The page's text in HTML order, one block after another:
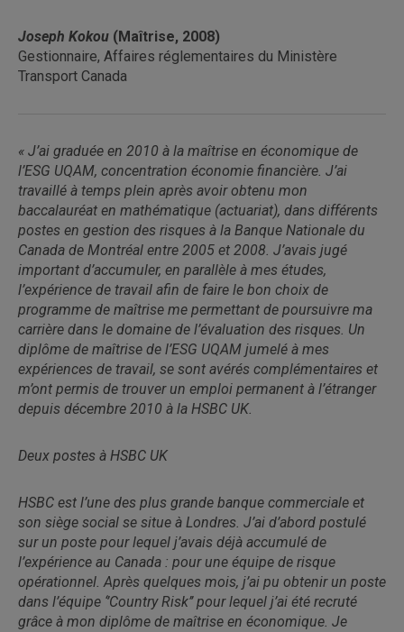
Joseph Kokou (Maîtrise, 2008)
Gestionnaire, Affaires réglementaires du Ministère
Transport Canada
« J’ai graduée en 2010 à la maîtrise en économique de
l’ESG UQAM, concentration économie financière. J’ai
travaillé à temps plein après avoir obtenu mon
baccalauréat en mathématique (actuariat), dans différents
postes en gestion des risques à la Banque Nationale du
Canada de Montréal entre 2005 et 2008. J’avais jugé
important d’accumuler, en parallèle à mes études,
l’expérience de travail afin de faire le bon choix de
programme de maîtrise me permettant de poursuivre ma
carrière dans le domaine de l’évaluation des risques. Un
diplôme de maîtrise de l’ESG UQAM jumelé à mes
expériences de travail, se sont avérés complémentaires et
m’ont permis de trouver un emploi permanent à l’étranger
depuis décembre 2010 à la HSBC UK.
Deux postes à HSBC UK
HSBC est l’une des plus grande banque commerciale et
son siège social se situe à Londres. J’ai d’abord postulé
sur un poste pour lequel j’avais déjà accumulé de
l’expérience au Canada : pour une équipe de risque
opérationnel. Après quelques mois, j’ai pu obtenir un poste
dans l’équipe ‘’Country Risk’’ pour lequel j’ai été recruté
grâce à mon diplôme de maîtrise en économique. Je